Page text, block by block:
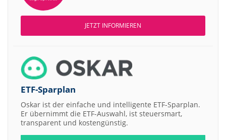
JETZT INFORMIEREN
ETF-Sparplan
Oskar ist der einfache und intelligente ETF-Sparplan.
Er übernimmt die ETF-Auswahl, ist steuersmart,
transparent und kostengünstig.